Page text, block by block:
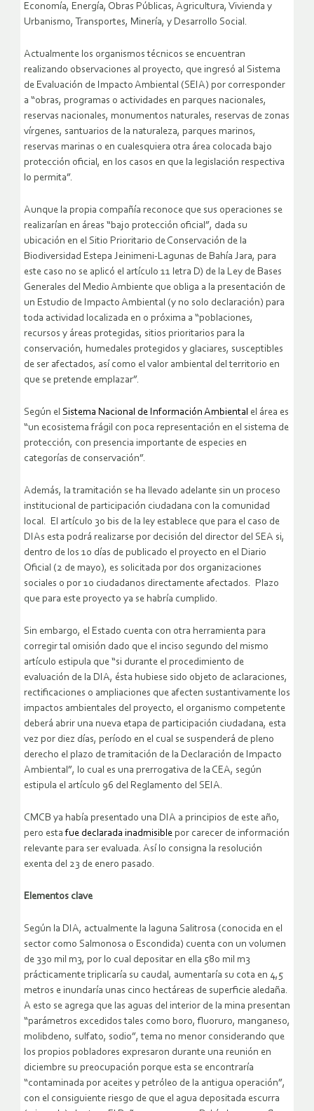
Economía, Energía, Obras Públicas, Agricultura, Vivienda y
Urbanismo, Transportes, Minería, y Desarrollo Social.
Actualmente los organismos técnicos se encuentran
realizando observaciones al proyecto, que ingresó al Sistema
de Evaluación de Impacto Ambiental (SEIA) por corresponder
a “obras, programas o actividades en parques nacionales,
reservas nacionales, monumentos naturales, reservas de zonas
vírgenes, santuarios de la naturaleza, parques marinos,
reservas marinas o en cualesquiera otra área colocada bajo
protección oficial, en los casos en que la legislación respectiva
lo permita”.
Aunque la propia compañía reconoce que sus operaciones se
realizarían en áreas “bajo protección oficial”, dada su
ubicación en el Sitio Prioritario de Conservación de la
Biodiversidad Estepa Jeinimeni-Lagunas de Bahía Jara, para
este caso no se aplicó el artículo 11 letra D) de la Ley de Bases
Generales del Medio Ambiente que obliga a la presentación de
un Estudio de Impacto Ambiental (y no solo declaración) para
toda actividad localizada en o próxima a “poblaciones,
recursos y áreas protegidas, sitios prioritarios para la
conservación, humedales protegidos y glaciares, susceptibles
de ser afectados, así como el valor ambiental del territorio en
que se pretende emplazar”.
Según el Sistema Nacional de Información Ambiental el área es
“un ecosistema frágil con poca representación en el sistema de
protección, con presencia importante de especies en
categorías de conservación”.
Además, la tramitación se ha llevado adelante sin un proceso
institucional de participación ciudadana con la comunidad
local. El artículo 30 bis de la ley establece que para el caso de
DIAs esta podrá realizarse por decisión del director del SEA si,
dentro de los 10 días de publicado el proyecto en el Diario
Oficial (2 de mayo), es solicitada por dos organizaciones
sociales o por 10 ciudadanos directamente afectados. Plazo
que para este proyecto ya se habría cumplido.
Sin embargo, el Estado cuenta con otra herramienta para
corregir tal omisión dado que el inciso segundo del mismo
artículo estipula que “si durante el procedimiento de
evaluación de la DIA, ésta hubiese sido objeto de aclaraciones,
rectificaciones o ampliaciones que afecten sustantivamente los
impactos ambientales del proyecto, el organismo competente
deberá abrir una nueva etapa de participación ciudadana, esta
vez por diez días, período en el cual se suspenderá de pleno
derecho el plazo de tramitación de la Declaración de Impacto
Ambiental”, lo cual es una prerrogativa de la CEA, según
estipula el artículo 96 del Reglamento del SEIA.
CMCB ya había presentado una DIA a principios de este año,
pero estafue declarada inadmisible por carecer de información
relevante para ser evaluada. Así lo consigna la resolución
exenta del 23 de enero pasado.
Elementos clave
Según la DIA, actualmente la laguna Salitrosa (conocida en el
sector como Salmonosa o Escondida) cuenta con un volumen
de 330 mil m3, por lo cual depositar en ella 580 mil m3
prácticamente triplicaría su caudal, aumentaría su cota en 4,5
metros e inundaría unas cinco hectáreas de superficie aledaña.
A esto se agrega que las aguas del interior de la mina presentan
“parámetros excedidos tales como boro, fluoruro, manganeso,
molibdeno, sulfato, sodio”, tema no menor considerando que
los propios pobladores expresaron durante una reunión en
diciembre su preocupación porque esta se encontraría
“contaminada por aceites y petróleo de la antigua operación”,
con el consiguiente riesgo de que el agua depositada escurra